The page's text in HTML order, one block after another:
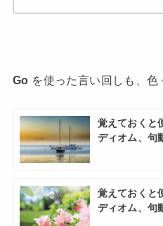
Go を使った言い回しも、色
覚えておくと
ディオム、句
覚えておくと
ディオム、句